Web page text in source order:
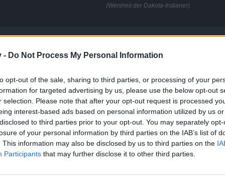
- Do Not Process My Personal Information
opt-out of the sale, sharing to third parties, or processing of your
for targeted advertising by us, please use the below opt-out
selection. Please note that after your opt-out request is processed
interest-based ads based on personal information utilized by us
to third parties prior to your opt-out. You may separately
of your personal information by third parties on the IAB’s list of
This information may also be disclosed by us to third parties on the
Participants that may further disclose it to other third parties.
(Weisheit der Dakota-Indianer)
Sorry.
News-Support-FAQ-Forenregeln